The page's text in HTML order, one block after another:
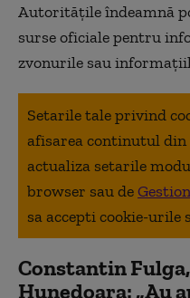
Autoritățile îndeamnă
surse oficiale pentru
zvonurile sau
Setarile tale privind
afisarea continutul din
actualiza setarile
browser sau de
sa accepti cookie-urile
Constantin
Hunedoara: „Au